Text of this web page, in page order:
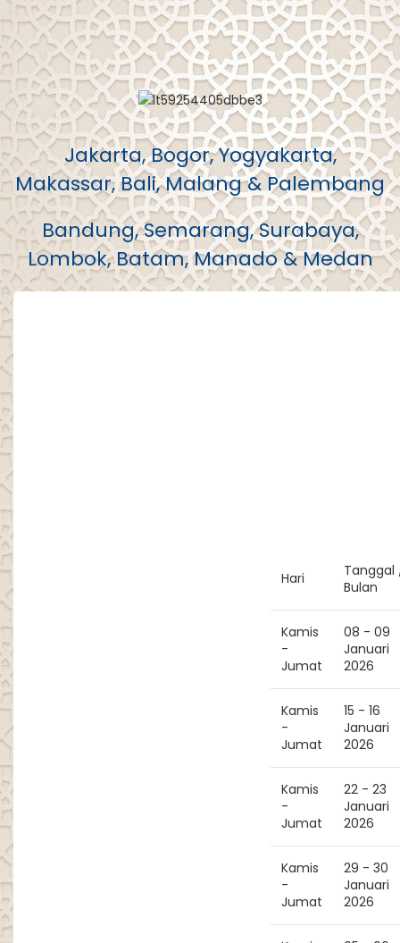
Jakarta, Bogor, Yogyakarta,
Makassar, Bali, Malang & Palembang
Bandung, Semarang, Surabaya,
Lombok, Batam, Manado & Medan
Hari
Tanggal
Bulan
Kamis
-
Jumat
08 - 09
Januari
2026
Kamis
-
Jumat
15 - 16
Januari
2026
Kamis
-
Jumat
22 - 23
Januari
2026
Kamis
-
Jumat
29 - 30
Januari
2026